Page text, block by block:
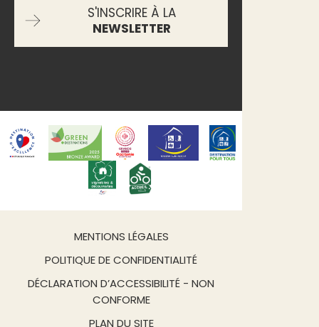
S'INSCRIRE À LA
NEWSLETTER
MENTIONS LÉGALES
POLITIQUE DE CONFIDENTIALITÉ
DÉCLARATION D’ACCESSIBILITÉ - NON
CONFORME
PLAN DU SITE